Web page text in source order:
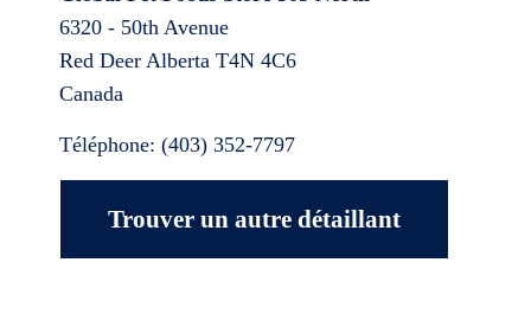
6320 - 50th Avenue
Red Deer Alberta T4N 4C6
Canada
Téléphone: (403) 352-7797
Trouver un autre détaillant